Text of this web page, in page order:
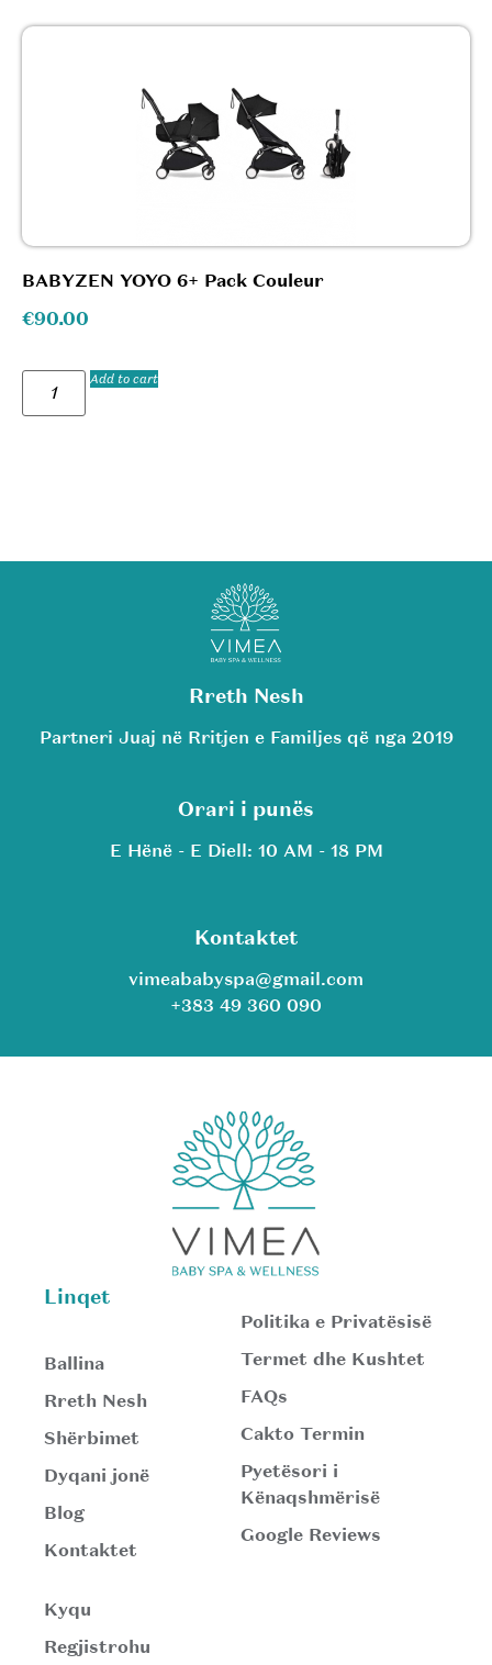
BABYZEN YOYO 6+ Pack Couleur
€90.00
Add to cart
Rreth Nesh
Partneri Juaj në Rritjen e Familjes që nga 2019
Orari i punës
E Hënë - E Diell: 10 AM - 18 PM
Kontaktet
vimeababyspa@gmail.com
+383 49 360 090
Linqet
Ballina
Rreth Nesh
Shërbimet
Dyqani jonë
Blog
Kontaktet
Kyqu
Regjistrohu
Politika e Privatësisë
Termet dhe Kushtet
FAQs
Cakto Termin
Pyetësori i
Kënaqshmërisë
Google Reviews